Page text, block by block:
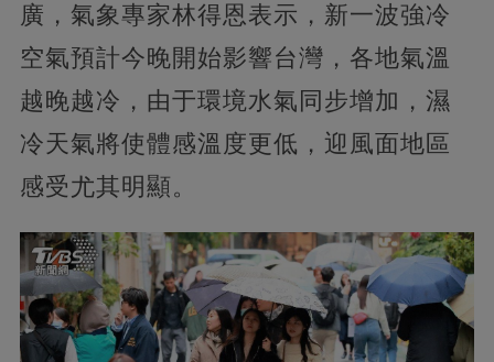
廣，氣象專家林得恩表示，新一波強冷
空氣預計今晚開始影響台灣，各地氣溫
越晚越冷，由于環境水氣同步增加，濕
冷天氣將使體感溫度更低，迎風面地區
感受尤其明顯。